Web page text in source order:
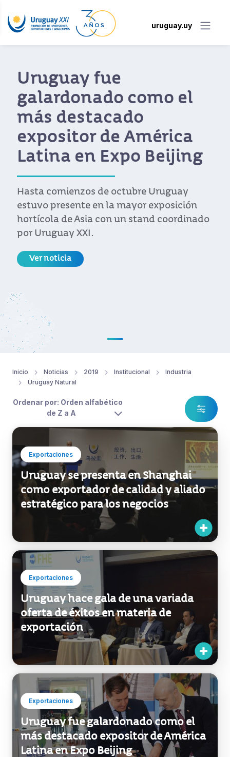
uruguay.uy
Uruguay fue
galardonado como el
más destacado
expositor de América
Latina en Expo Beijing
Hasta comienzos de octubre Uruguay
estuvo presente en la mayor exposición
hortícola de Asia con un stand coordinado
por Uruguay XXI.
Ver noticia
Inicio Noticias 2019 Institucional
Industria
Uruguay Natural
Ordenar por: Orden alfabético
de Z a A
Exportaciones
Uruguay se presenta en Shanghai
como exportador de calidad y aliado
estratégico para los negocios
Exportaciones
Uruguay hace gala de una variada
oferta de éxitos en materia de
exportación
Exportaciones
Uruguay fue galardonado como el
más destacado expositor de América
Latina en Expo Beijing